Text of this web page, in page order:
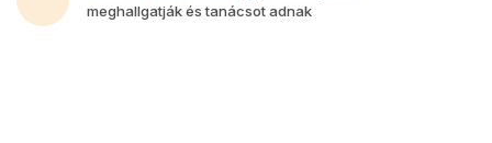
meghallgatják és tanácsot adnak